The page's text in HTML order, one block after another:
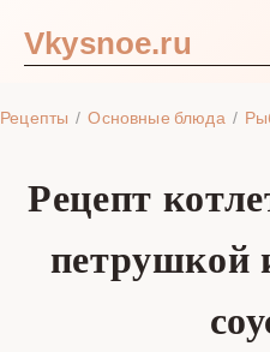
Vkysnoe.ru
Рецепты Основные блюда
Рецепт